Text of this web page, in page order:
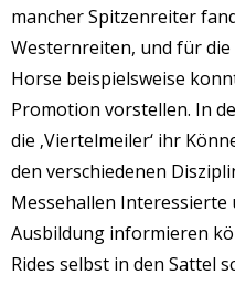
mancher Spitzenreiter
Westernreiten, und für die
Horse beispielsweise
Promotion vorstellen. In
die ‚Viertelmeiler‘ ihr
den verschiedenen
Messehallen Interessierte
Ausbildung informieren
Rides selbst in den Sattel